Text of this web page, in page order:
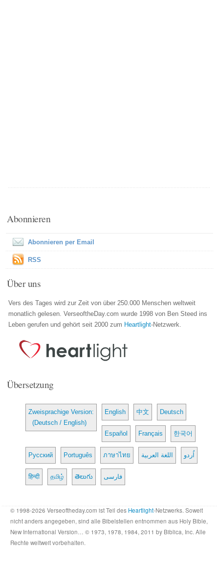
Abonnieren
Abonnieren per Email
RSS
Über uns
Vers des Tages wird zur Zeit von über 250.000 Menschen weltweit
monatlich gelesen. VerseoftheDay.com wurde 1998 von Ben Steed ins
Leben gerufen und gehört seit 2000 zum Heartlight-Netzwerk.
Übersetzung
Zweisprachige Version:
(Deutsch / English)
English 中文 Deutsch
Español Français 한국어
Русский Português ภาษาไทย اللغة العربية اُردو
हिन्दी தமிழ் తెలుగు فارسی
© 1998-2026 Verseoftheday.com ist Teil des Heartlight-Netzwerks. Soweit
nicht anders angegeben, sind alle Bibelstellen entnommen aus Holy Bible,
New International Version… © 1973, 1978, 1984, 2011 by Biblica, Inc. Alle
Rechte weltweit vorbehalten.